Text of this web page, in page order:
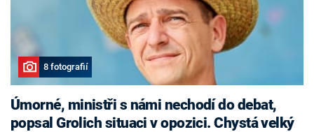
8 fotografií
Úmorné, ministři s námi nechodí do debat,
popsal Grolich situaci v opozici. Chystá velký